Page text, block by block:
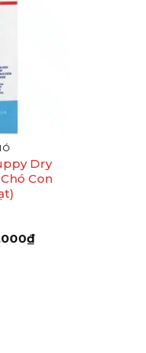
Dry
Con
₫Khoảng
giá: